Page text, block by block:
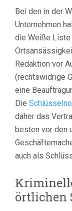
Bei den in der
Unternehmen
die Weiße Liste
Redaktion vor
(rechtswidrige
eine
Die
daher das
besten vor den
auch als
örtlichen